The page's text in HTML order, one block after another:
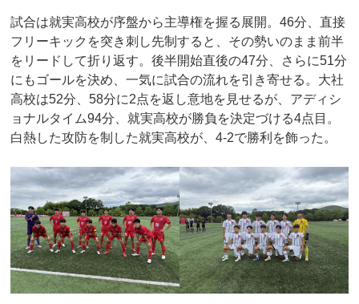
試合は就実高校が序盤から主導権を握る展開。46分、直接
フリーキックを突き刺し先制すると、その勢いのまま前半
をリードして折り返す。後半開始直後の47分、さらに51分
にもゴールを決め、一気に試合の流れを引き寄せる。大社
高校は52分、58分に2点を返し意地を見せるが、アディシ
ョナルタイム94分、就実高校が勝負を決定づける4点目。
白熱した攻防を制した就実高校が、4-2で勝利を飾った。